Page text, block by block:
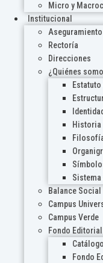
Micro y
Institucional
Rectoría
Direcciones
¿Quiénes
Estatuto
Historia
Balance Social
Campus
Campus Verde
Fondo Editorial
Fondo